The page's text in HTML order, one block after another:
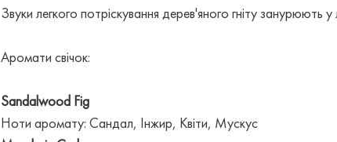
Звуки легкого потріскування дерев'яного гніту занурюють
Аромати свічок:
Sandalwood Fig
Ноти аромату: Сандал, Інжир, Квіти, Мускус